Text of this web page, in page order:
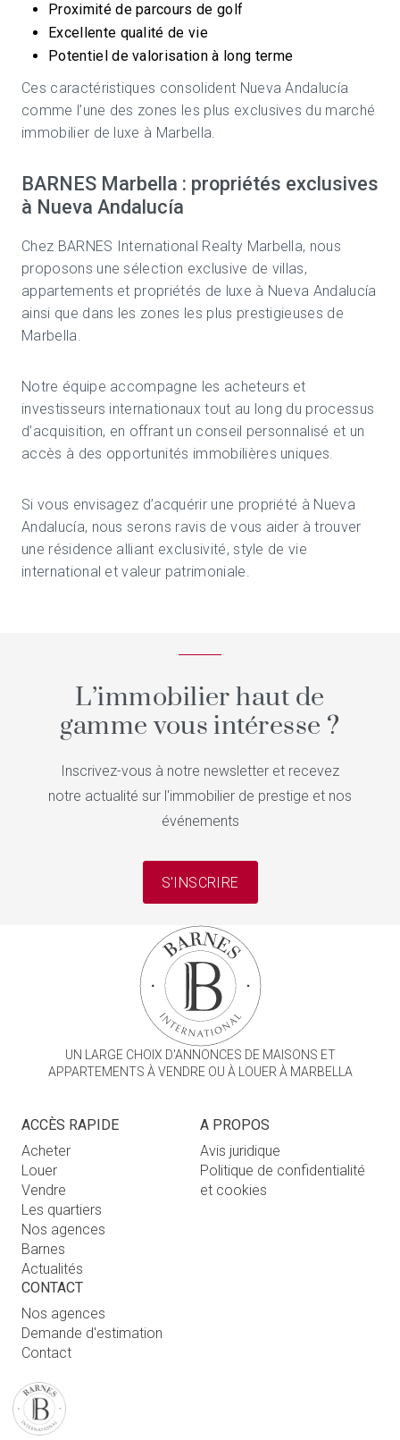
Proximité de parcours de golf
Excellente qualité de vie
Potentiel de valorisation à long terme
Ces caractéristiques consolident Nueva Andalucía
comme l’une des zones les plus exclusives du marché
immobilier de luxe à Marbella.
BARNES Marbella : propriétés exclusives
à Nueva Andalucía
Chez BARNES International Realty Marbella, nous
proposons une sélection exclusive de villas,
appartements et propriétés de luxe à Nueva Andalucía
ainsi que dans les zones les plus prestigieuses de
Marbella.
Notre équipe accompagne les acheteurs et
investisseurs internationaux tout au long du processus
d’acquisition, en offrant un conseil personnalisé et un
accès à des opportunités immobilières uniques.
Si vous envisagez d’acquérir une propriété à Nueva
Andalucía, nous serons ravis de vous aider à trouver
une résidence alliant exclusivité, style de vie
international et valeur patrimoniale.
L’immobilier haut de
gamme vous intéresse ?
Inscrivez-vous à notre newsletter et recevez
notre actualité sur l'immobilier de prestige et nos
événements
S'INSCRIRE
UN LARGE CHOIX D'ANNONCES DE MAISONS ET
APPARTEMENTS À VENDRE OU À LOUER À MARBELLA
ACCÈS RAPIDE
Acheter
Louer
Vendre
Les quartiers
Nos agences
Barnes
Actualités
A PROPOS
Avis juridique
Politique de confidentialité
et cookies
CONTACT
Nos agences
Demande d'estimation
Contact
FAQ